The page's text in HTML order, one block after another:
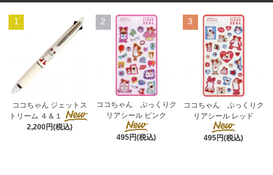
1
ココちゃん ジェットス
トリーム ４＆１
2,200円(税込)
2
ココちゃん ぷっくりク
リアシール ピンク
495円(税込)
3
ココちゃん ぷっくりク
リアシール レッド
495円(税込)